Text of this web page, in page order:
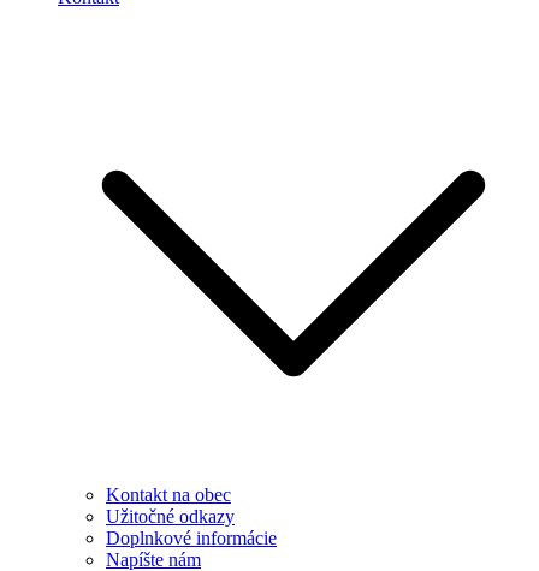
Kontakt na obec
Užitočné odkazy
Doplnkové informácie
Napíšte nám